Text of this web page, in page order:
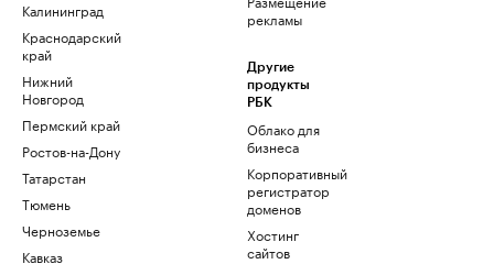
Калининград
Краснодарский
край
Нижний
Новгород
Пермский край
Ростов-на-Дону
Татарстан
Тюмень
Черноземье
Кавказ
рекламы
Другие
продукты
РБК
Облако для
бизнеса
Корпоративный
регистратор
доменов
Хостинг
сайтов